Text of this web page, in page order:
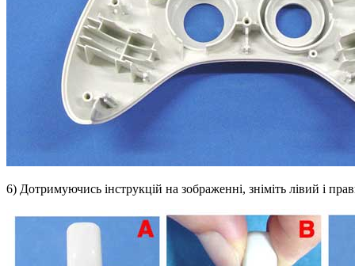
6) Дотримуючись інструкцій на зображенні, зніміть лівий і